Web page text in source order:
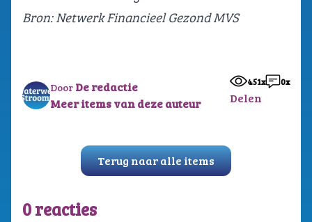
Bron:Netwerk Financieel Gezond MVS
Door De redactie
Meer items van deze auteur
451x 0x
Delen
Terug naar alle items
0 reacties